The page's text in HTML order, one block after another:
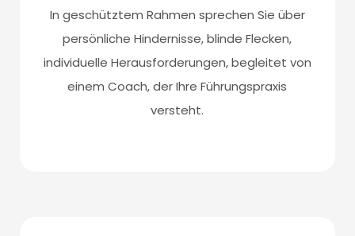
In geschütztem Rahmen sprechen Sie über
persönliche Hindernisse, blinde Flecken,
individuelle Herausforderungen, begleitet von
einem Coach, der Ihre Führungspraxis
versteht.